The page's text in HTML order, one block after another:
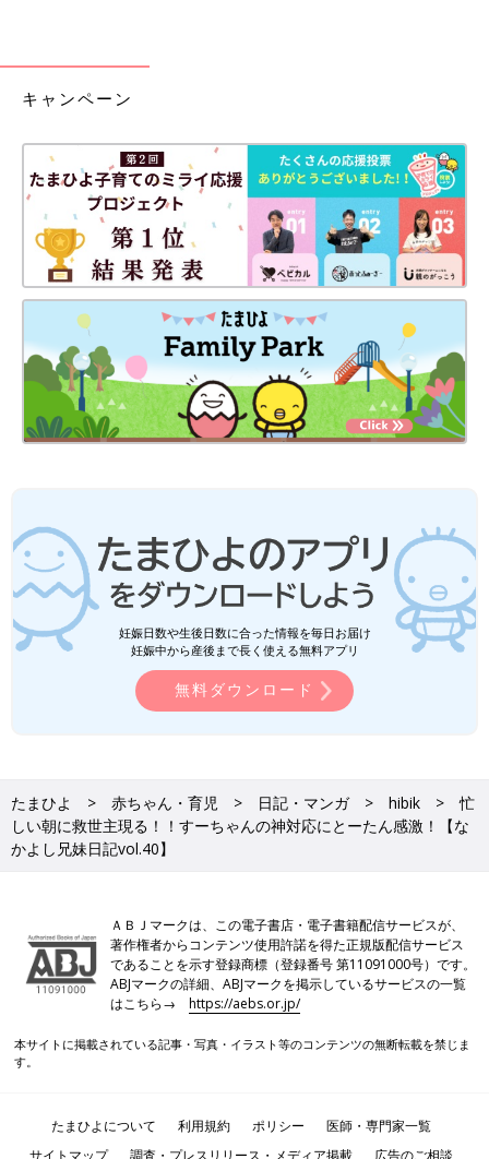
た。
「私もこうならないとなぁ～あはは～」
と思うきっかけになりました(笑)
関連記事：父と娘のＷｉｎ－Ｗｉｎな関係？！【なかよし兄妹日
記vol.38】
■hibik（ヒビック）
２人の子どもを持つワーママとしても毎日奮闘中。趣味は名前ワ
ッペン作り。
・ひーくん／2013年12月まれの男の子
・すーちゃん／2016年4月生まれの女の子
■Instagram：＠hibik0511
ら・・・【なかよし
兄妹日記vol.39】
し兄妹日記vol.41】
キャンペーン
妊娠日数や生後日数に合った情報を毎日お届け
妊娠中から産後まで長く使える無料アプリ
無料ダウンロード
たまひよ 赤ちゃん・育児 日記・マンガ hibik
忙
しい朝に救世主現る！！すーちゃんの神対応にとーたん感激！【な
かよし兄妹日記vol.40】
ＡＢＪマークは、この電子書店・電子書籍配信サービスが、
著作権者からコンテンツ使用許諾を得た正規版配信サービス
であることを示す登録商標（登録番号 第11091000号）です。
ABJマークの詳細、ABJマークを掲示しているサービスの一覧
はこちら→https://aebs.or.jp/
本サイトに掲載されている記事・写真・イラスト等のコンテンツの無断転載を禁じま
す。
たまひよについて 利用規約 ポリシー
医師・専門家一覧